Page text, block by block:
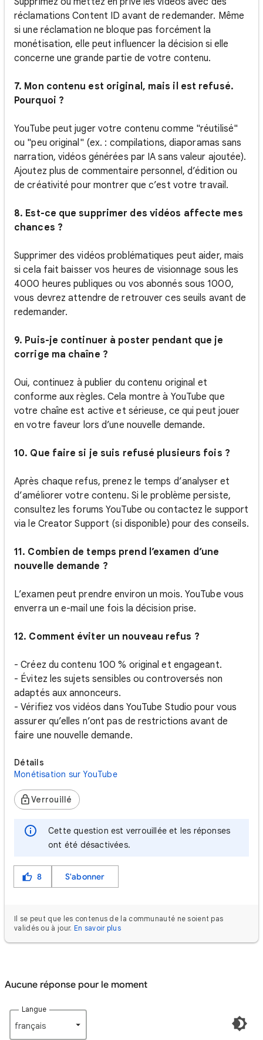
réclamations Content ID avant de redemander. Même
si une réclamation ne bloque pas forcément la
monétisation, elle peut influencer la décision si elle
concerne une grande partie de votre contenu.
7. Mon contenu est original, mais il est refusé.
Pourquoi ?
YouTube peut juger votre contenu comme "réutilisé"
ou "peu original" (ex. : compilations, diaporamas sans
narration, vidéos générées par IA sans valeur ajoutée).
Ajoutez plus de commentaire personnel, d’édition ou
de créativité pour montrer que c’est votre travail.
8. Est-ce que supprimer des vidéos affecte mes
chances ?
Supprimer des vidéos problématiques peut aider, mais
si cela fait baisser vos heures de visionnage sous les
4000 heures publiques ou vos abonnés sous 1000,
vous devrez attendre de retrouver ces seuils avant de
redemander.
9. Puis-je continuer à poster pendant que je
corrige ma chaîne ?
Oui, continuez à publier du contenu original et
conforme aux règles. Cela montre à YouTube que
votre chaîne est active et sérieuse, ce qui peut jouer
en votre faveur lors d’une nouvelle demande.
10. Que faire si je suis refusé plusieurs fois ?
Après chaque refus, prenez le temps d’analyser et
d’améliorer votre contenu. Si le problème persiste,
consultez les forums YouTube ou contactez le support
via le Creator Support (si disponible) pour des conseils.
11. Combien de temps prend l’examen d’une
nouvelle demande ?
L’examen peut prendre environ un mois. YouTube vous
enverra un e-mail une fois la décision prise.
12. Comment éviter un nouveau refus ?
- Créez du contenu 100 % original et engageant.
- Évitez les sujets sensibles ou controversés non
adaptés aux annonceurs.
- Vérifiez vos vidéos dans YouTube Studio pour vous
assurer qu’elles n’ont pas de restrictions avant de
faire une nouvelle demande.
Détails
Monétisation sur YouTube
Verrouillé
Cette question est verrouillée et les réponses
ont été désactivées.
8 S'abonner
Il se peut que les contenus de la communauté ne soient pas
validés ou à jour. En savoir plus
Aucune réponse pour le moment
Langue
français‎